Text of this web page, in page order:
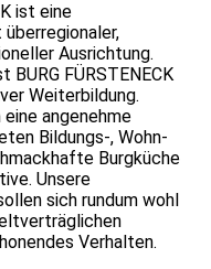
ist eine
Ausrichtung.
FÜRSTENECK
Weiterbildung.
angenehme
Bildungs-, Wohn-
Burgküche
Unsere
sich rundum wohl
Verhalten.